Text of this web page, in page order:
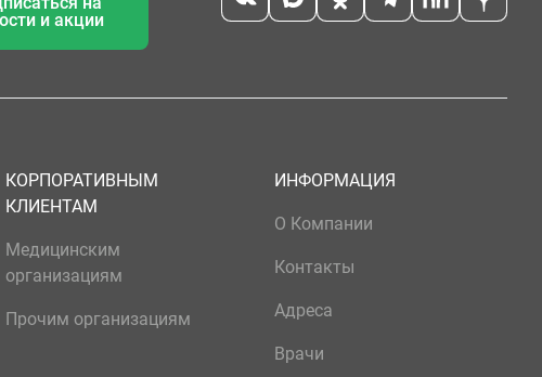
и акции
КОРПОРАТИВНЫМ
КЛИЕНТАМ
Медицинским
организациям
Прочим организациям
ИНФОРМАЦИЯ
О Компании
Контакты
Адреса
Врачи